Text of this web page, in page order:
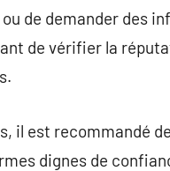
de demander des
de vérifier la
il est recommandé
dignes de